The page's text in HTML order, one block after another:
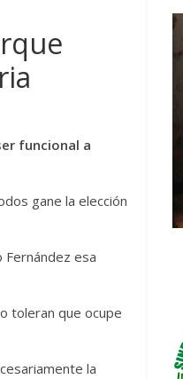
funcional a
gane la elección
Fernández esa
toleran que ocupe
la